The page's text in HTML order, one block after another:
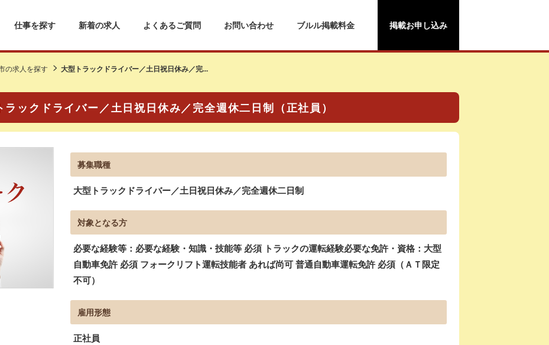
仕事を探す 新着の求人 よくあるご質問 お問い合わせ ブルル掲載料金 掲載お申し込み
の求人を探す 大型トラックドライバー／土日祝日休み／完...
ラックドライバー／土日祝日休み／完全週休二日制（正社員）
募集職種
大型トラックドライバー／土日祝日休み／完全週休二日制
対象となる方
必要な経験等：必要な経験・知識・技能等 必須 トラックの運転経験必要な免許・資格：大型
自動車免許 必須 フォークリフト運転技能者 あれば尚可 普通自動車運転免許 必須（ＡＴ限定
不可）
雇用形態
正社員